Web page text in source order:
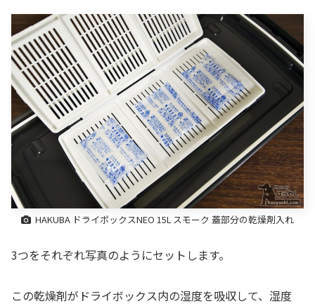
HAKUBA ドライボックスNEO 15L スモーク 蓋部分の乾燥剤入れ
3つをそれぞれ写真のようにセットします。
この乾燥剤がドライボックス内の湿度を吸収して、湿度